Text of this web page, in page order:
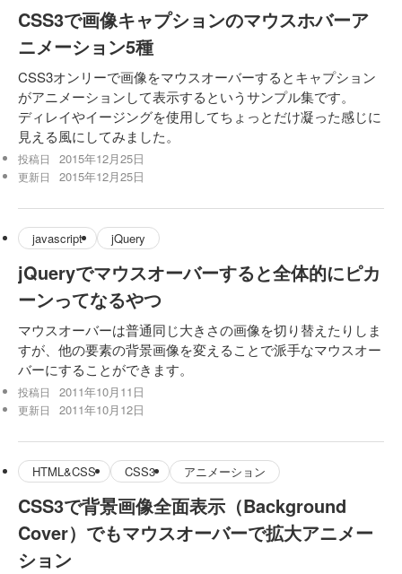
CSS3で画像キャプションのマウスホバーア
ニメーション5種
CSS3オンリーで画像をマウスオーバーするとキャプション
がアニメーションして表示するというサンプル集です。
ディレイやイージングを使用してちょっとだけ凝った感じに
見える風にしてみました。
投稿日 2015年12月25日
更新日 2015年12月25日
javascript jQuery
jQueryでマウスオーバーすると全体的にピカ
ーンってなるやつ
マウスオーバーは普通同じ大きさの画像を切り替えたりしま
すが、他の要素の背景画像を変えることで派手なマウスオー
バーにすることができます。
投稿日 2011年10月11日
更新日 2011年10月12日
HTML&CSS CSS3 アニメーション
CSS3で背景画像全面表示（Background
Cover）でもマウスオーバーで拡大アニメー
ション